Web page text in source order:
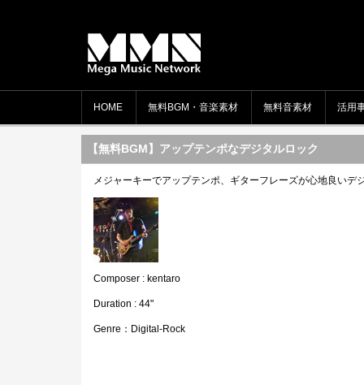
HOME 無料BGM・音楽素材 無料音素材 活用
【無料BGM】アップテンポなデジタルロック
メジャーキーでアップテンポ、ギターフレーズが心地良いデ
Composer : kentaro
Duration : 44"
Genre：Digital-Rock